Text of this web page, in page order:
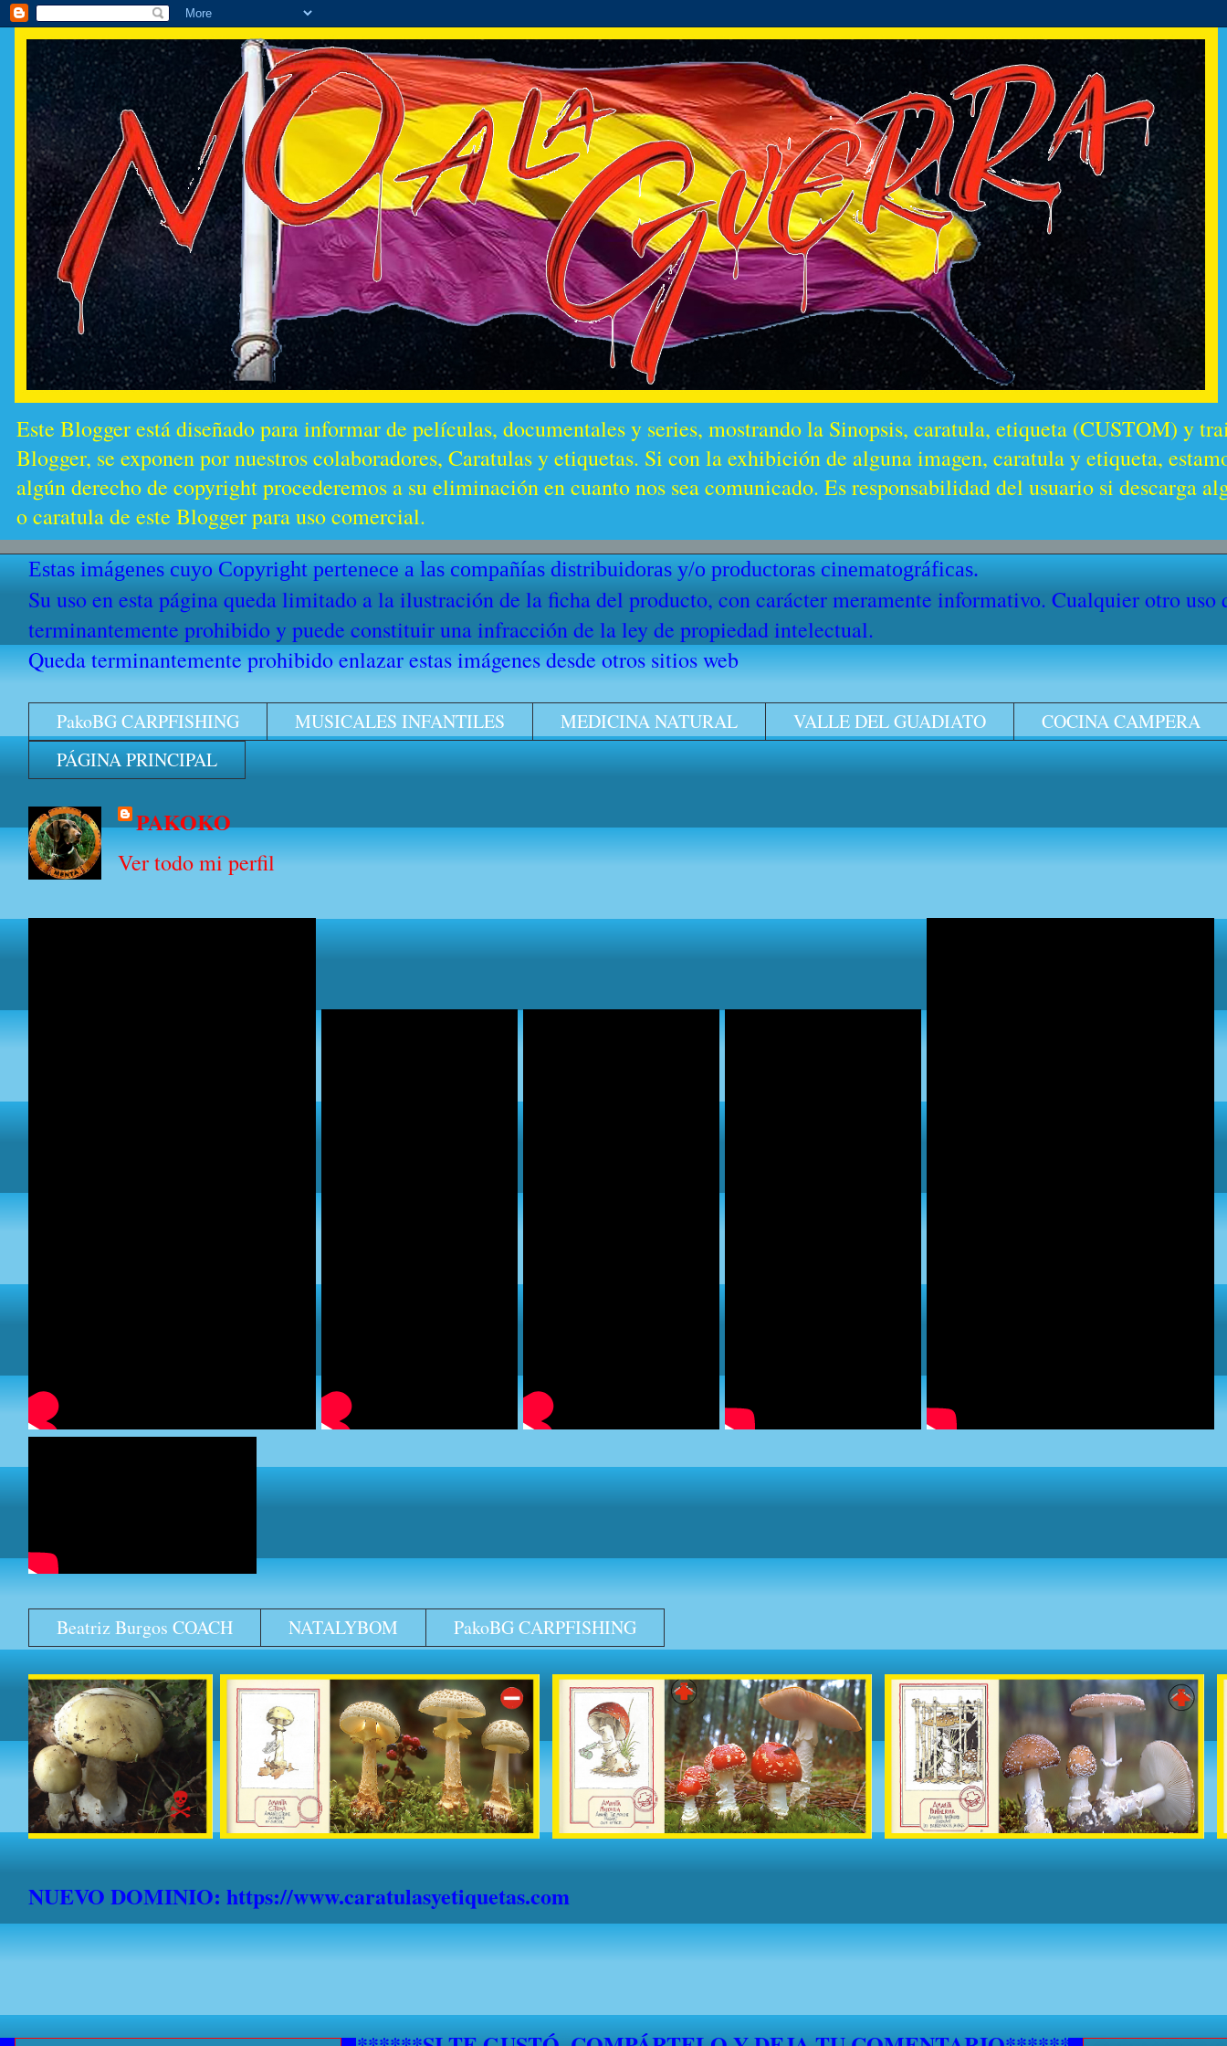
Este Blogger está diseñado para informar de películas, documentales y series, mostrando la Sinopsis, caratula, etiqueta (CUSTOM) y
Blogger, se exponen por nuestros colaboradores, Caratulas y etiquetas. Si con la exhibición de alguna imagen, caratula y etiqueta,
algún derecho de copyright procederemos a su eliminación en cuanto nos sea comunicado. Es responsabilidad del usuario si descarga
o caratula de este Blogger para uso comercial.
Estas imágenes cuyo Copyright pertenece a las compañías distribuidoras y/o productoras cinematográficas.
Su uso en esta página queda limitado a la ilustración de la ficha del producto, con carácter meramente informativo. Cualquier otro uso
terminantemente prohibido y puede constituir una infracción de la ley de propiedad intelectual.
Queda terminantemente prohibido enlazar estas imágenes desde otros sitios web
PakoBG CARPFISHING MUSICALES INFANTILES MEDICINA NATURAL VALLE DEL GUADIATO
COCINA CAMPERA
PÁGINA PRINCIPAL
PAKOKO
Ver todo mi perfil
Beatriz Burgos COACH NATALYBOM PakoBG CARPFISHING
NUEVO DOMINIO: https://www.caratulasyetiquetas.com
***********AVISO A NAVEGANTES" DESDE EL 1 DE JULIO HASTA EL 15 DE SEPTIEMBRE NO SE ATENDERAN